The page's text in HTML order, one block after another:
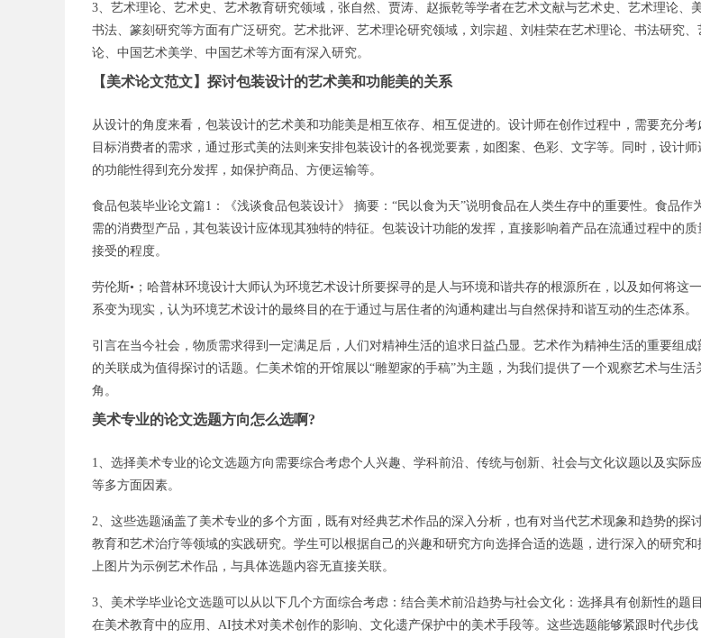
3、艺术理论、艺术史、艺术教育研究领域，张自然、贾涛、赵振乾等学者在艺术文献与艺术史、艺术理论、
书法、篆刻研究等方面有广泛研究。艺术批评、艺术理论研究领域，刘宗超、刘桂荣在艺术理论、书法研究、
论、中国艺术美学、中国艺术等方面有深入研究。
【美术论文范文】探讨包装设计的艺术美和功能美的关系
从设计的角度来看，包装设计的艺术美和功能美是相互依存、相互促进的。设计师在创作过程中，需要充分考
目标消费者的需求，通过形式美的法则来安排包装设计的各视觉要素，如图案、色彩、文字等。同时，设计师
的功能性得到充分发挥，如保护商品、方便运输等。
食品包装毕业论文篇1：《浅谈食品包装设计》 摘要：“民以食为天”说明食品在人类生存中的重要性。食品作
需的消费型产品，其包装设计应体现其独特的特征。包装设计功能的发挥，直接影响着产品在流通过程中的
接受的程度。
劳伦斯•；哈普林环境设计大师认为环境艺术设计所要探寻的是人与环境和谐共存的根源所在，以及如何将这
系变为现实，认为环境艺术设计的最终目的在于通过与居住者的沟通构建出与自然保持和谐互动的生态体系。
引言在当今社会，物质需求得到一定满足后，人们对精神生活的追求日益凸显。艺术作为精神生活的重要组
的关联成为值得探讨的话题。仁美术馆的开馆展以“雕塑家的手稿”为主题，为我们提供了一个观察艺术与生活
角。
美术专业的论文选题方向怎么选啊?
1、选择美术专业的论文选题方向需要综合考虑个人兴趣、学科前沿、传统与创新、社会与文化议题以及实际
等多方面因素。
2、这些选题涵盖了美术专业的多个方面，既有对经典艺术作品的深入分析，也有对当代艺术现象和趋势的探
教育和艺术治疗等领域的实践研究。学生可以根据自己的兴趣和研究方向选择合适的选题，进行深入的研究和
上图片为示例艺术作品，与具体选题内容无直接关联。
3、美术学毕业论文选题可以从以下几个方面综合考虑：结合美术前沿趋势与社会文化：选择具有创新性的题
在美术教育中的应用、AI技术对美术创作的影响、文化遗产保护中的美术手段等。这些选题能够紧跟时代步